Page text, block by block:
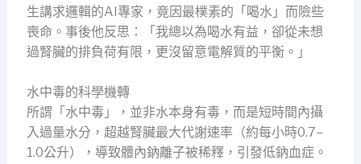
生講求邏輯的AI專家，竟因最樸素的「喝水」而險些
喪命。事後他反思：「我總以為喝水有益，卻從未想
過腎臟的排負荷有限，更沒留意電解質的平衡。」
水中毒的科學機轉
所謂「水中毒」，並非水本身有毒，而是短時間內攝
入過量水分，超越腎臟最大代謝速率（約每小時0.7–
1.0公升），導致體內鈉離子被稀釋，引發低鈉血症。